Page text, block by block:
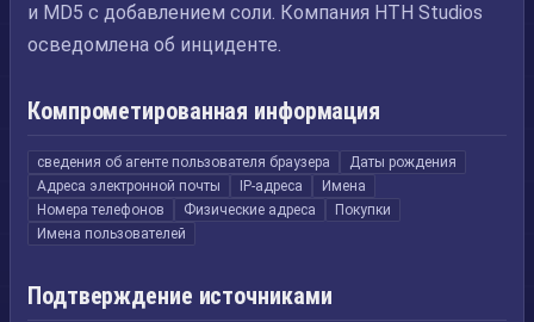
и MD5 с добавлением соли. Компания HTH Studios
осведомлена об инциденте.
Компрометированная информация
сведения об агенте пользователя браузера
Даты рождения
Адреса электронной почты
IP-адреса
Имена
Номера телефонов
Физические адреса
Покупки
Имена пользователей
Подтверждение источниками